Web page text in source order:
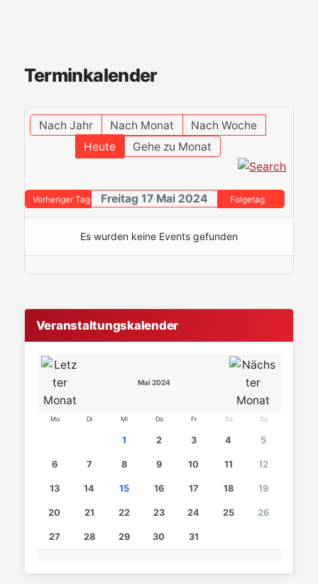
Terminkalender
Nach Jahr Nach Monat
Nach Woche
Heute
Gehe zu Monat
Vorheriger Tag Freitag 17 Mai 2024 Folgetag
Es wurden keine Events gefunden
Veranstaltungskalender
Mai 2024
Mo Di Mi Do Fr Sa So
1 2 3 4 5
6 7 8 9 10 11 12
13 14 15 16 17 18 19
20 21 22 23 24 25 26
27 28 29 30 31